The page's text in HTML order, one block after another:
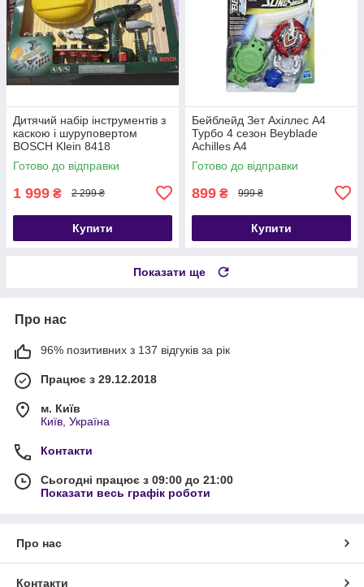
Дитячий набір інструментів з
каскою і шуруповертом
BOSCH Klein 8418
Готово до відправки
1 999 ₴ 2 299 ₴
Купити
Бейблейд Зет Ахіллес А4
Турбо 4 сезон Beyblade
Achilles A4
Готово до відправки
899 ₴ 999 ₴
Купити
Показати ще
Про нас
96% позитивних з 137 відгуків за рік
Працює з 29.12.2018
м. Київ
Київ, Україна
Контакти
Сьогодні працює з 09:00 до 21:00
Показати весь графік роботи
Про нас
Контакти